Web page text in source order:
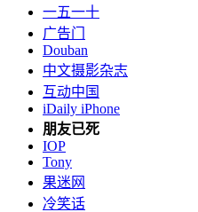
一五一十
广告门
Douban
中文摄影杂志
互动中国
iDaily iPhone
朋友已死
IOP
Tony
果迷网
冷笑话